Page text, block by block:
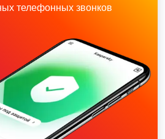
телефонных звонков